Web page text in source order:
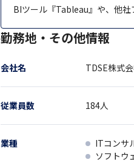
BIツール『Tableau』や、他社
勤務地・その他情報
会社名 TDSE株式
従業員数 184人
業種
ITコンサ
ソフトウ